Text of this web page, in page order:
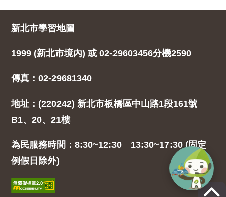
新北市學習地圖
1999 (新北市境內) 或 02-29603456分機2590
傳真：02-29681340
地址：(220242) 新北市板橋區中山路1段161號
B1、20、21樓
為民服務時間：8:30~12:30 13:30~17:30 (固定
例假日除外)